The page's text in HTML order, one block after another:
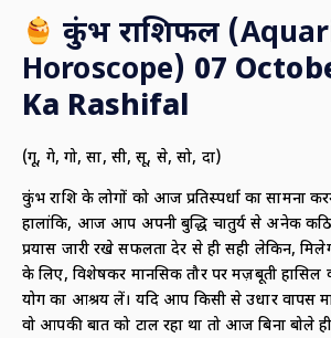
कुंभ राशिफल (
Horoscope) 07
Ka Rashifal
(गू, गे, गो, सा, सी, सू, से, सो, दा)
कुंभ राशि के लोगों को आज प्रतिस्पर्धा का सामना
हालांकि, आज आप अपनी बुद्धि चातुर्य से अनेक
प्रयास जारी रखे सफलता देर से ही सही लेकिन,
के लिए, विशेषकर मानसिक तौर पर मज़बूती
योग का आश्रय लें। यदि आप किसी से उधार वापस
वो आपकी बात को टाल रहा था तो आज बिना बोले